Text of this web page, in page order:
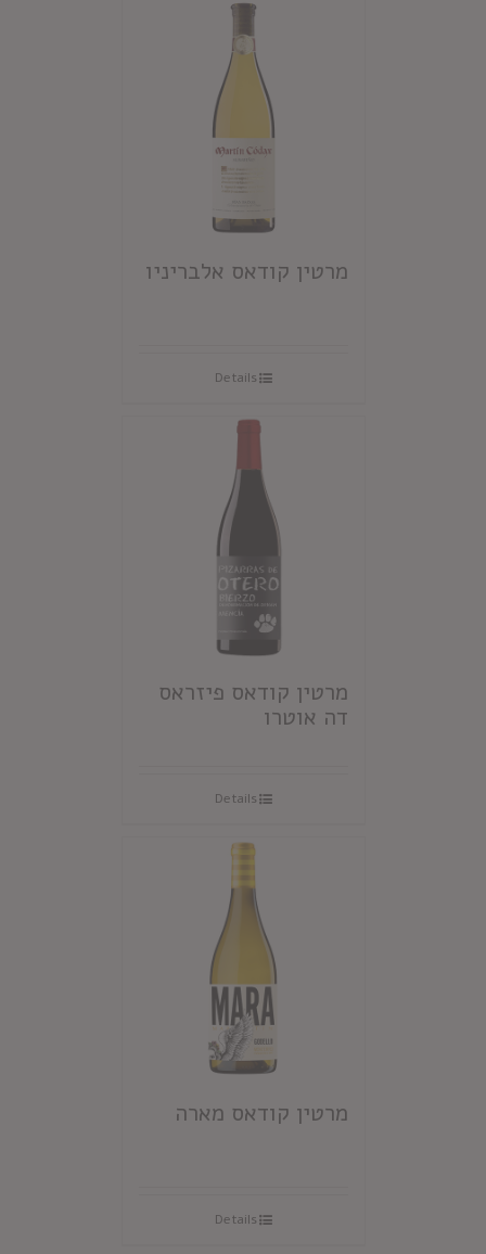
מרטין קודאס אלבריניו
Details
מרטין קודאס פיזראס
דה אוטרו
Details
מרטין קודאס מארה
Details